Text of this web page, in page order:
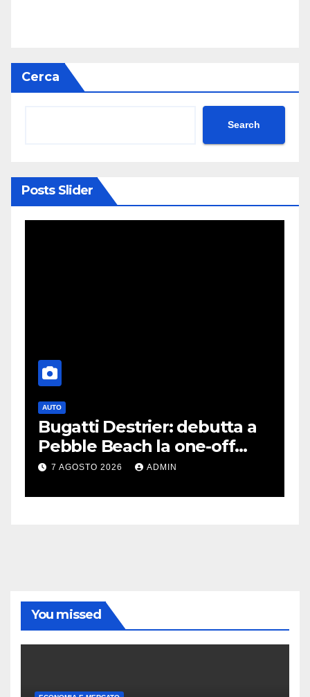
Cerca
Search
Posts Slider
AUTO
Bugatti Destrier: debutta a
Pebble Beach la one-off
derivata dalla Bolide
7 AGOSTO 2026 ADMIN
You missed